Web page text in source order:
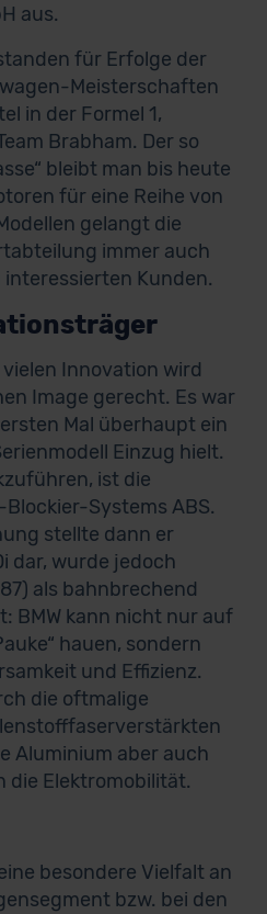
aus.
für Erfolge der
Meisterschaften
in der Formel 1,
Brabham. Der so
bleibt man bis heute
für eine Reihe von
gelangt die
immer auch
Kunden.
Innovation wird
Image gerecht. Es war
Mal überhaupt ein
Einzug hielt.
ist die
Systems ABS.
stellte dann er
dar, wurde jedoch
als bahnbrechend
BMW kann nicht nur auf
hauen, sondern
und Effizienz.
die oftmalige
Aluminium aber auch
die Elektromobilität.
besondere Vielfalt an
bzw. bei den